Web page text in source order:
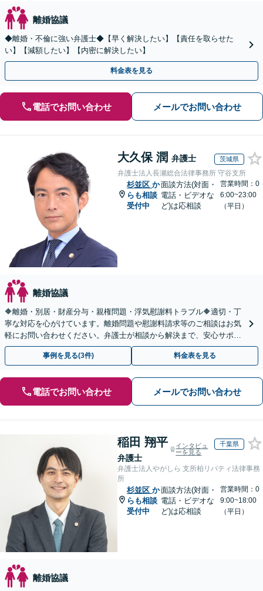
離婚協議
◆離婚・不倫に強い弁護士◆【早く解決したい】【責任を取らせた
い】【減額したい】【内密に解決したい】
料金表を見る
電話でお問い合わせ メールでお問い合わせ
大久保 潤 弁護士 茨城県
弁護士法人長瀬総合法律事務所 守谷支所
杉並区 か
らも相談
受付中
面談方法(対面・
電話・ビデオな
ど)は応相談
営業時間：0
6:00~23:00
（平日）
離婚協議
🔶離婚・別居・財産分与・親権問題・浮気慰謝料トラブル🔶適切・丁
寧な対応を心がけています。離婚問題や慰謝料請求等のご相談はお気
軽にお問い合わせください。弁護士が相談から解決まで、安心サポー
トいたします。◤完全予約制・初回法律相談無料◢
事例を見る(3件) 料金表を見る
電話でお問い合わせ メールでお問い合わせ
稲田 翔平
弁護士
インタビュ
ーを見る
千葉県
弁護士法人やがしら 支所柏リバティ法律事務
所
杉並区 か
らも相談
受付中
面談方法(対面・
電話・ビデオな
ど)は応相談
営業時間：0
9:00~18:00
（平日）
離婚協議